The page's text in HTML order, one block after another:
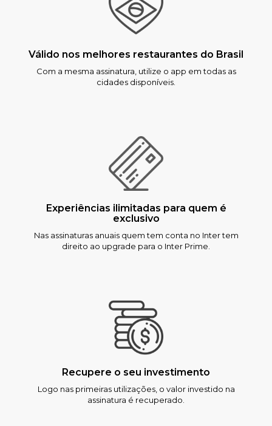
Válido nos melhores restaurantes do Brasil
Com a mesma assinatura, utilize o app em todas as
cidades disponíveis.
Experiências ilimitadas para quem é
exclusivo
Nas assinaturas anuais quem tem conta no Inter tem
direito ao upgrade para o Inter Prime.
Recupere o seu investimento
Logo nas primeiras utilizações, o valor investido na
assinatura é recuperado.